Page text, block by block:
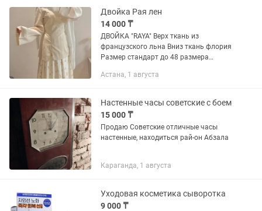
Двойка Рая лен
14 000 ₸
ДВОЙКА "RAYA" Верх ткань из
французского льна Вниз ткань флория
Размер стандарт до 48 размера
подкладке Элегантно завязывается
мягкая...
Астана, 1 августа
Настенные часы советские с боем
15 000 ₸
Продаю Советские отличные часы
настенные, находиться рай-он Абзала
Караганда, 1 августа
Уходовая косметика сыворотка
9 000 ₸